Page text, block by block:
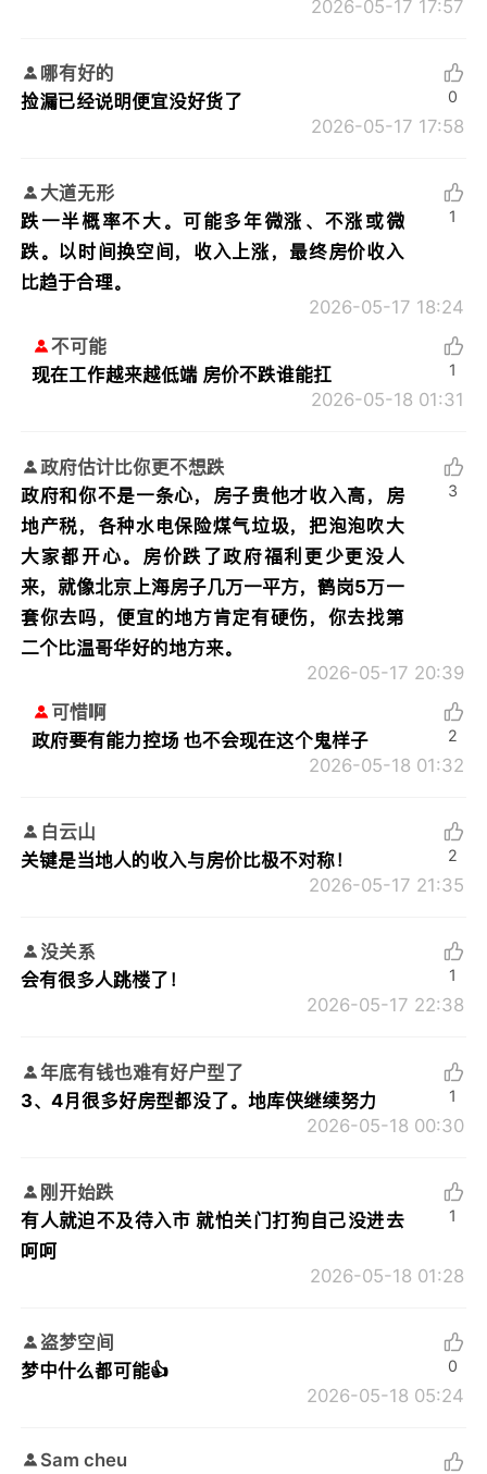
2026-05-17 17:57
哪有好的
捡漏已经说明便宜没好货了
2026-05-17 17:58
0
大道无形
跌一半概率不大。可能多年微涨、不涨或微
跌。以时间换空间，收入上涨，最终房价收入
比趋于合理。
2026-05-17 18:24
1
不可能
现在工作越来越低端 房价不跌谁能扛
2026-05-18 01:31
1
政府估计比你更不想跌
政府和你不是一条心，房子贵他才收入高，房
地产税，各种水电保险煤气垃圾，把泡泡吹大
大家都开心。房价跌了政府福利更少更没人
来，就像北京上海房子几万一平方，鹤岗5万一
套你去吗，便宜的地方肯定有硬伤，你去找第
二个比温哥华好的地方来。
2026-05-17 20:39
3
可惜啊
政府要有能力控场 也不会现在这个鬼样子
2026-05-18 01:32
2
白云山
关键是当地人的收入与房价比极不对称！
2026-05-17 21:35
2
没关系
会有很多人跳楼了！
2026-05-17 22:38
1
年底有钱也难有好户型了
3、4月很多好房型都没了。地库侠继续努力
2026-05-18 00:30
1
刚开始跌
有人就迫不及待入市 就怕关门打狗自己没进去
呵呵
2026-05-18 01:28
1
盗梦空间
梦中什么都可能👍
2026-05-18 05:24
0
Sam cheu